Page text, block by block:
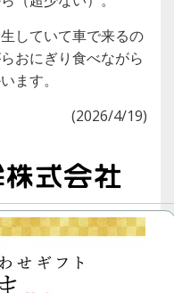
していて車で来るの
おにぎり食べながら
ます。
(2026/4/19)